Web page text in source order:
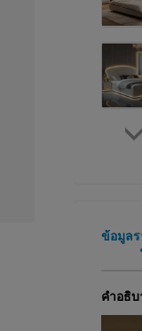
ข้อมูลร
คําอธิ